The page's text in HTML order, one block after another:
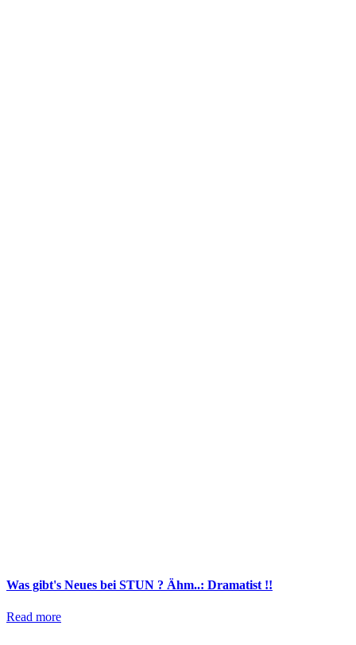
Was gibt's Neues bei STUN ? Ähm..: Dramatist !!
Read more